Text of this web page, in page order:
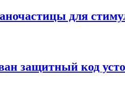
для
защитный код